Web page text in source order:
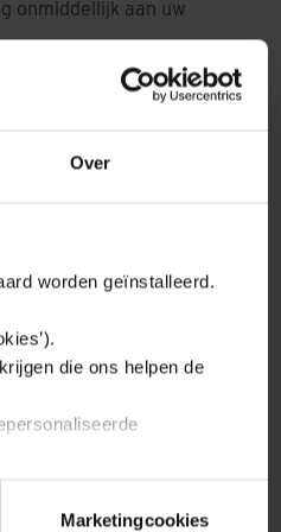
Over
worden geïnstalleerd.
die ons helpen de
categorieën afzonderlijk
Marketingcookies
onmiddellijk aan uw
ander incident.